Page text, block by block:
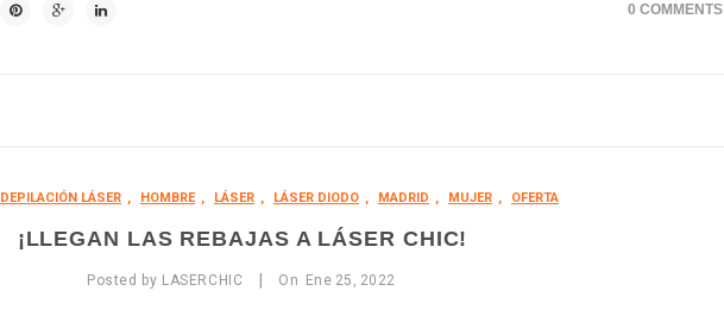
0 COMMENTS
DEPILACIÓN LÁSER , HOMBRE , LÁSER , LÁSER DIODO , MADRID , MUJER , OFERTA
¡LLEGAN LAS REBAJAS A LÁSER CHIC!
Posted by LASERCHIC On Ene 25, 2022